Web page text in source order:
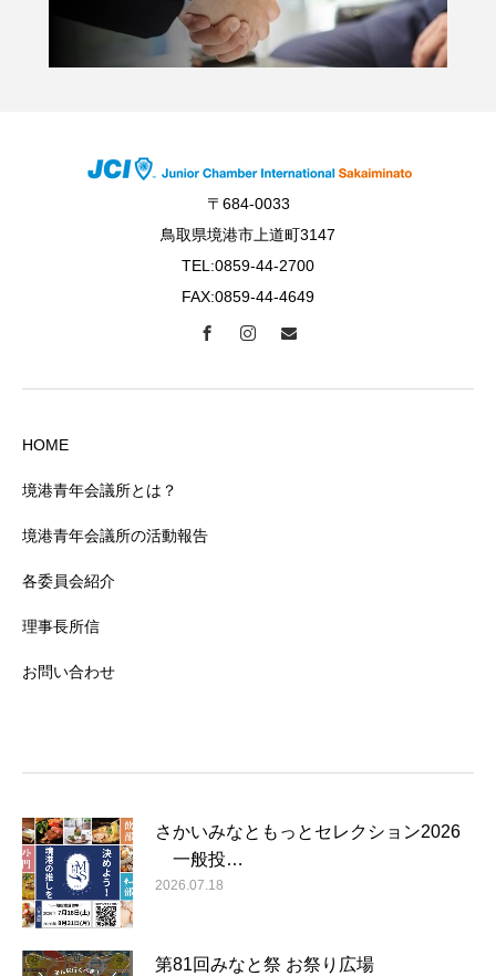
〒684-0033
鳥取県境港市上道町3147
TEL:0859-44-2700
FAX:0859-44-4649
HOME
境港青年会議所とは？
境港青年会議所の活動報告
各委員会紹介
理事長所信
お問い合わせ
さかいみなともっとセレクション2026
一般投…
2026.07.18
第81回みなと祭 お祭り広場